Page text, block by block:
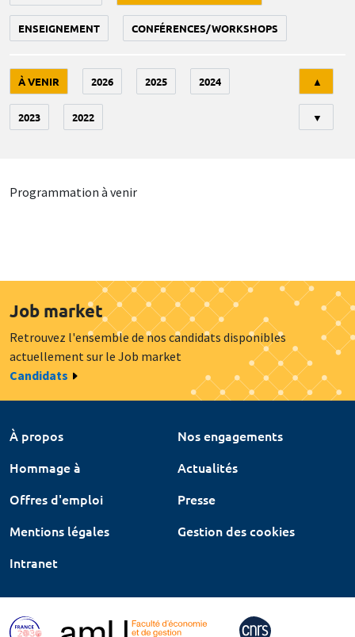
ENSEIGNEMENT CONFÉRENCES/WORKSHOPS
À VENIR 2026 2025 2024
2023 2022
▲
▼
Programmation à venir
Job market
Retrouvez l'ensemble de nos candidats disponibles
actuellement sur le Job market
Candidats
À propos
Nos engagements
Hommage à
Actualités
Offres d'emploi
Presse
Mentions légales
Gestion des cookies
Intranet